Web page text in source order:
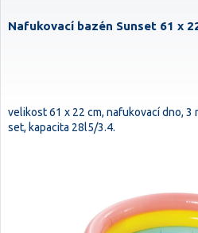
Nafukovací bazén Sunset 61 x
velikost 61 x 22 cm, nafukovací dno, 3
set, kapacita 28l5/3.4.